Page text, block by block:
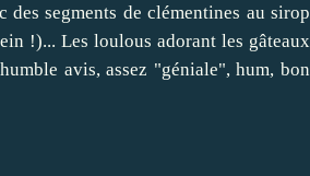
segments de clémentines au sirop
!)... Les loulous adorant les gâteaux
avis, assez "géniale", hum, bon